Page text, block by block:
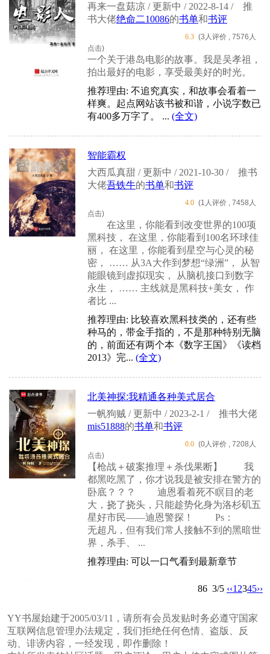
再来一盘菇凉 / 更新中 / 2022-8-14 /
推
书大佬绝命二10086的书单和书评
6.3 (3人评价 , 7576人
点击)
一个关于港岛电影的故事。我是吴孝祖，
拍出最好的电影，享受最美好的时光。
推荐理由: 不追究真实，和故事会看着一
样爽。起点网站该书被和谐，小说字数已
有400多万字了。 ... (全文)
智能霸权
大西瓜真甜 / 更新中 / 2021-10-30 /
推书
大佬吾铁牛的书单和书评
4.0 (1人评价 , 7458人
点击)
在这里，你能看到改变世界的100项
黑科技， 在这里，你能看到100名环球佳
丽， 在这里，你能看到星空与心灵的秘
密， …… 从3A大作到梦想“绿洲”， 从智
能眼镜到虚拟现实， 从脑机接口到数字
永生， …… 主线就是黑科技+美女， 作
者比 ...
推荐理由: 比较喜欢黑科技类的，还有些
种马的，带金手指的，不是那种特别无脑
的，前面还有两个本《数字王国》《读档
2013》完... (全文)
北美神探:我精通各种美式居合
一帆狗贼 / 更新中 / 2023-2-1 /
推书大佬
mis51888的书单和书评
0.0 (0人评价 , 7208人
点击)
【枪战＋破案推理＋杀伐果断】 我
都黑吃黑了，你才说我是被安排在警方的
卧底？？？ 迪恩看着死不瞑目的老
大，挠了挠头，只能趁势化身为洛杉矶五
星好市民——迪恩警探！ Ps：
无超凡，但有我们常人接触不到的黑暗世
界，杀手、 ...
推荐理由: 可以一口气看到最新章节
86 3/5 ‹‹1 2345››
YY书屋始建于2005/03/11，请所有会员发贴时务必遵守国家
互联网信息管理办法规定，我们拒绝任何色情、盗版、反
动、诽谤内容，一经发现，即作删除！